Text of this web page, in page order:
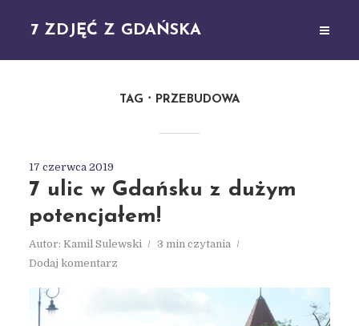
7 ZDJĘĆ Z GDAŃSKA
TAG PRZEBUDOWA
17 czerwca 2019
7 ulic w Gdańsku z dużym
potencjałem!
Autor: Kamil Sulewski
3 min czytania
Dodaj komentarz